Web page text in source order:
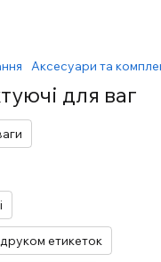
Аксесуари та
для ваг
етикеток